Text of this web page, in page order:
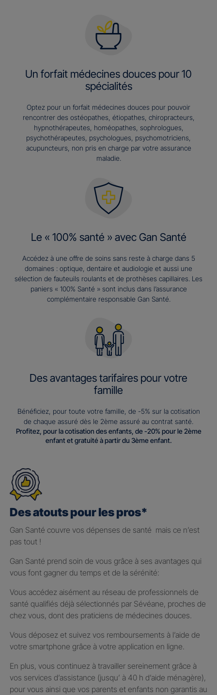
Un forfait médecines douces pour 10
spécialités
Optez pour un forfait médecines douces pour pouvoir
rencontrer des ostéopathes, étiopathes, chiropracteurs,
hypnothérapeutes, homéopathes, sophrologues,
psychothérapeutes, psychologues, psychomotriciens,
acupuncteurs, non pris en charge par votre assurance
maladie.
Le « 100% santé » avec Gan Santé
Accédez à une offre de soins sans reste à charge dans 5
domaines : optique, dentaire et audiologie et aussi une
sélection de fauteuils roulants et de prothèses capillaires. Les
paniers « 100% Santé » sont inclus dans l’assurance
complémentaire responsable Gan Santé.
Des avantages tarifaires pour votre
famille
Bénéficiez, pour toute votre famille, de -5% sur la cotisation
de chaque assuré dès le 2ème assuré au contrat santé.
Profitez, pour la cotisation des enfants, de -20% pour le 2ème
enfant et gratuité à partir du 3ème enfant.
Des atouts pour les pros*
Gan Santé couvre vos dépenses de santé mais ce n’est
pas tout !
Gan Santé prend soin de vous grâce à ses avantages qui
vous font gagner du temps et de la sérénité:
Vous accédez aisément au réseau de professionnels de
santé qualifiés déjà sélectionnés par Sévéane, proches de
chez vous, dont des praticiens de médecines douces.
Vous déposez et suivez vos remboursements à l’aide de
votre smartphone grâce à votre application en ligne.
En plus, vous continuez à travailler sereinement grâce à
vos services d’assistance (jusqu’ à 40 h d’aide ménagère),
pour vous ainsi que vos parents et enfants non garantis au